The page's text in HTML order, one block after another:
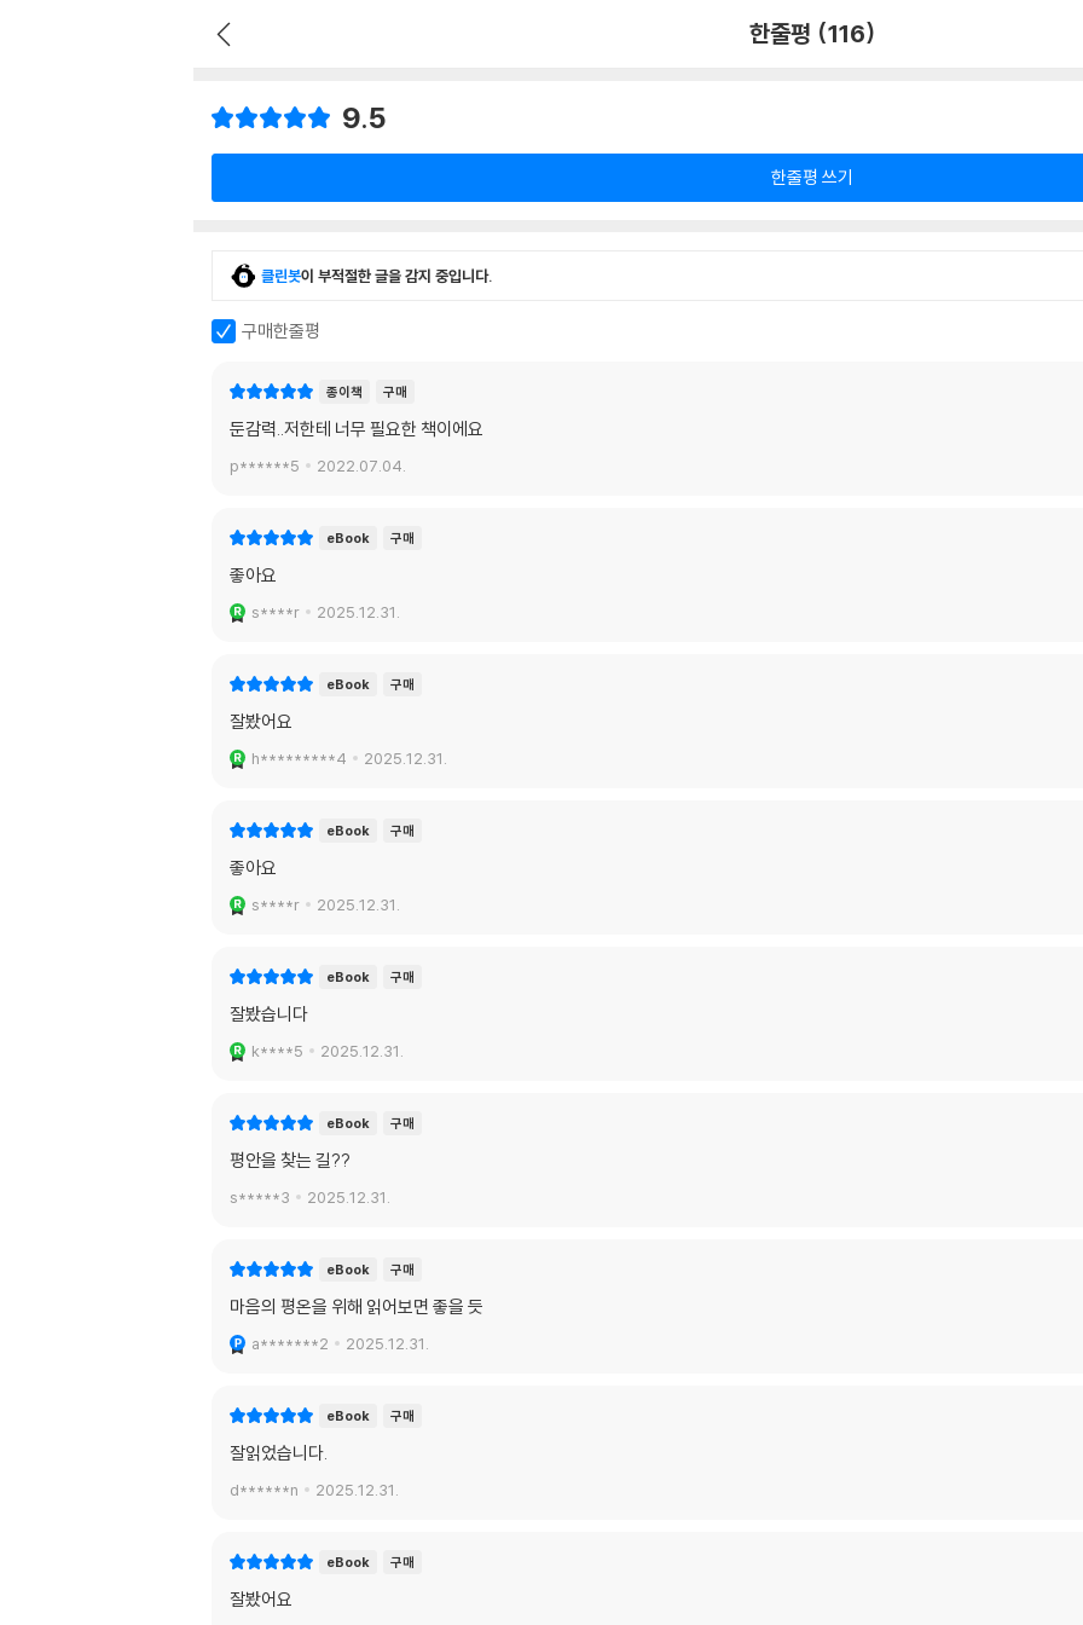
한줄평 (116)
9.5
한줄평 쓰기
클린봇이 부적절한 글을 감지 중입니다.
구매한줄평
종이책 구매
둔감력..저한테 너무 필요한 책이에요
p******5 2022.07.04.
eBook 구매
좋아요
s****r 2025.12.31.
eBook 구매
잘봤어요
h*********4 2025.12.31.
eBook 구매
좋아요
s****r 2025.12.31.
eBook 구매
잘봤습니다
k****5 2025.12.31.
eBook 구매
평안을 찾는 길??
s*****3 2025.12.31.
eBook 구매
마음의 평온을 위해 읽어보면 좋을 듯
a*******2 2025.12.31.
eBook 구매
잘읽었습니다.
d******n 2025.12.31.
eBook 구매
잘봤어요